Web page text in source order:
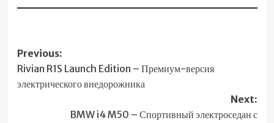
Post
navigation
Previous:
Rivian R1S Launch Edition – Премиум-версия
электрического внедорожника
Next:
BMW i4 M50 – Спортивный электроседан с